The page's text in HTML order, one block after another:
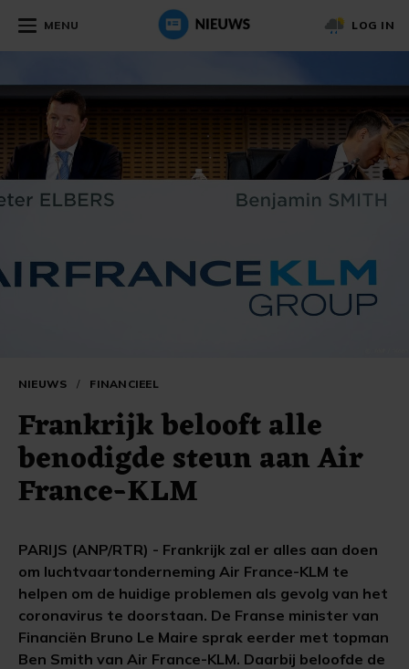
MENU LOG IN
NIEUWS / FINANCIEEL
Frankrijk belooft alle
benodigde steun aan Air
France-KLM
PARIJS (ANP/RTR) - Frankrijk zal er alles aan doen
om luchtvaartonderneming Air France-KLM te
helpen om de huidige problemen als gevolg van het
coronavirus te doorstaan. De Franse minister van
Financiën Bruno Le Maire sprak eerder met topman
Ben Smith van Air France-KLM. Daarbij beloofde de